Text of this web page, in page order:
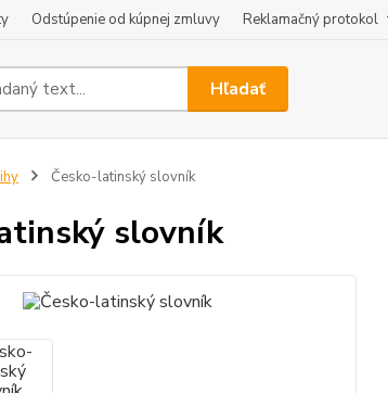
Odstúpenie od kúpnej zmluvy Reklamačný protokol
Hľadať
Česko-latinský slovník
slovník